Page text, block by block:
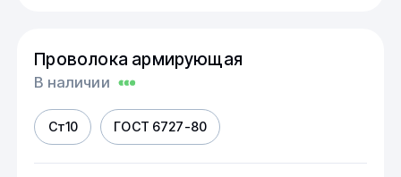
Проволока армирующая
В наличии
Ст10 ГОСТ 6727-80